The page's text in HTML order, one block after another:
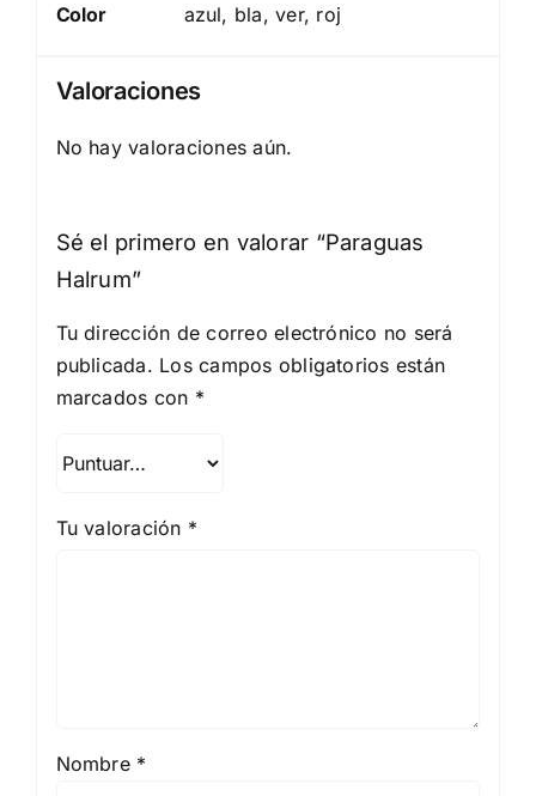
Color
azul, bla, ver, roj
Valoraciones
No hay valoraciones aún.
Sé el primero en valorar “Paraguas
Halrum”
Tu dirección de correo electrónico no será
publicada. Los campos obligatorios están
marcados con *
Tu valoración *
Nombre *